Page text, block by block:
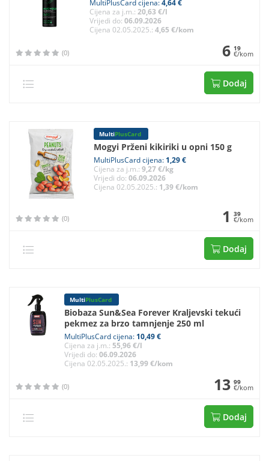
MultiPlusCard cijena:4,64 €
Cijena za j.m.: 20,63 €/l
Vrijedi do: 06.09.2026
Cijena 02.05.2025.: 4,65 €/kom
(0) 6 19
€/kom
Dodaj
MultiPlusCard
Mogyi Prženi kikiriki u opni 150 g
MultiPlusCard cijena: 1,29 €
Cijena za j.m.: 9,27 €/kg
Vrijedi do: 06.09.2026
Cijena 02.05.2025.: 1,39 €/kom
(0) 1 39
€/kom
Dodaj
MultiPlusCard
Biobaza Sun&Sea Forever Kraljevski tekući
pekmez za brzo tamnjenje 250 ml
MultiPlusCard cijena: 10,49 €
Cijena za j.m.:55,96 €/l
Vrijedi do:06.09.2026
Cijena 02.05.2025.: 13,99 €/kom
(0) 13 99
€/kom
Dodaj